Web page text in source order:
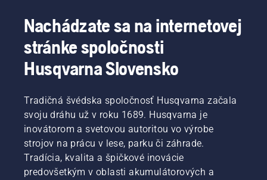
Nachádzate sa na internetovej
stránke spoločnosti
Husqvarna Slovensko
Tradičná švédska spoločnosť Husqvarna začala
svoju dráhu už v roku 1689. Husqvarna je
inovátorom a svetovou autoritou vo výrobe
strojov na prácu v lese, parku či záhrade.
Tradícia, kvalita a špičkové inovácie
predovšetkým v oblasti akumulátorových a